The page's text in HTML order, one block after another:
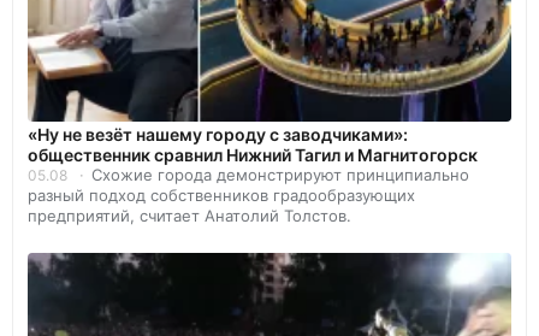
«Ну не везёт нашему городу с заводчиками»:
общественник сравнил Нижний Тагил и Магнитогорск
05.08
Схожие города демонстрируют принципиально
разный подход собственников градообразующих
предприятий, считает Анатолий Толстов.